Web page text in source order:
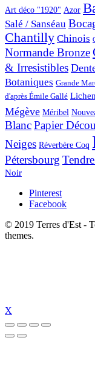
Art déco "1920" Azor
Salé / Sanséau
Chantilly Chinois
Normande Bronze
& Irresistibles
Botaniques Grande
d'après Émile Gallé
Mégève Méribel
BlancPapier
Neiges Réverbère Coq
Pétersbourg
Noir
Pinterest
Facebook
© 2019 Terres d'Est -
themes.
X